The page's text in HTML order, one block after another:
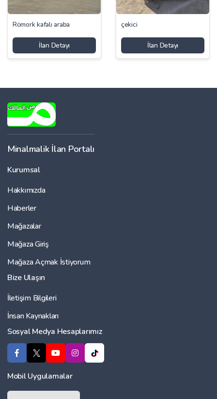
Römork kafalı araba
İlan Detayı
çekici
İlan Detayı
Minalmalik İlan Portalı
Kurumsal
Hakkımızda
Haberler
Mağazalar
Mağaza Giriş
Mağaza Açmak İstiyorum
Bize Ulaşın
İletişim Bilgileri
İnsan Kaynakları
Sosyal Medya Hesaplarımız
Mobil Uygulamalar